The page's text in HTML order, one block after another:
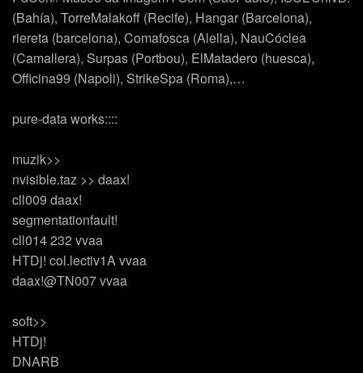
(Bahía), TorreMalakoff (Recife), Hangar (Barcelona),
riereta (barcelona), Comafosca (Alella), NauCóclea
(Camallera), Surpas (Portbou), ElMatadero (huesca),
Officina99 (Napoli), StrikeSpa (Roma),…
pure-data works::::
muzik>>
nvisible.taz >> daax!
cll009 daax!
segmentationfault!
cll014 232 vvaa
HTDj! col.lectiv1A vvaa
daax!@TN007 vvaa
soft>>
HTDj!
DNARB